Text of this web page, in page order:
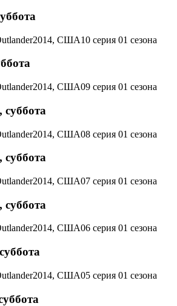
2014, США10 серия 01 сезона
2014, США09 серия 01 сезона
суббота
2014, США08 серия 01 сезона
суббота
2014, США07 серия 01 сезона
суббота
2014, США06 серия 01 сезона
2014, США05 серия 01 сезона